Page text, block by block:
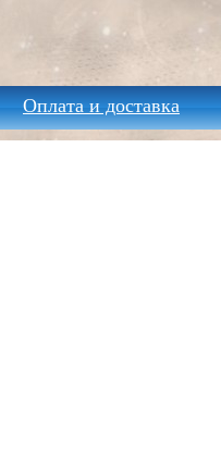
Оплата и доставка